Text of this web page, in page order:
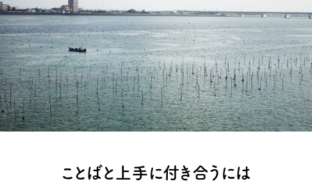
ことばと上手に付き合うには